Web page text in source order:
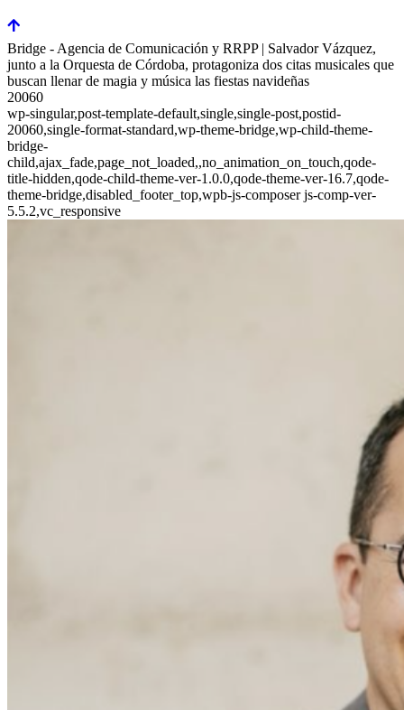
Bridge - Agencia de Comunicación y RRPP | Salvador Vázquez,
junto a la Orquesta de Córdoba, protagoniza dos citas musicales que
buscan llenar de magia y música las fiestas navideñas
20060
wp-singular,post-template-default,single,single-post,postid-
20060,single-format-standard,wp-theme-bridge,wp-child-theme-
bridge-
child,ajax_fade,page_not_loaded,,no_animation_on_touch,qode-
title-hidden,qode-child-theme-ver-1.0.0,qode-theme-ver-16.7,qode-
theme-bridge,disabled_footer_top,wpb-js-composer js-comp-ver-
5.5.2,vc_responsive